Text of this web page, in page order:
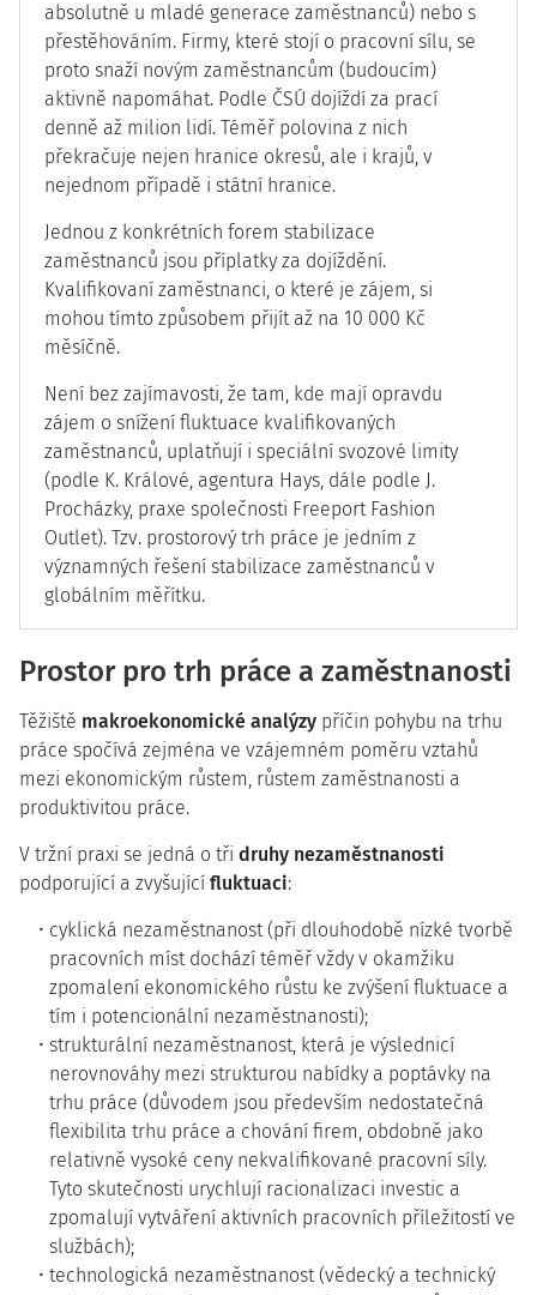
absolutně u mladé generace zaměstnanců) nebo s
přestěhováním. Firmy, které stojí o pracovní sílu, se
proto snaží novým zaměstnancům (budoucím)
aktivně napomáhat. Podle ČSÚ dojíždí za prací
denně až milion lidí. Téměř polovina z nich
překračuje nejen hranice okresů, ale i krajů, v
nejednom případě i státní hranice.
Jednou z konkrétních forem stabilizace
zaměstnanců jsou příplatky za dojíždění.
Kvalifikovaní zaměstnanci, o které je zájem, si
mohou tímto způsobem přijít až na 10 000 Kč
měsíčně.
Není bez zajímavosti, že tam, kde mají opravdu
zájem o snížení fluktuace kvalifikovaných
zaměstnanců, uplatňují i speciální svozové limity
(podle K. Králové, agentura Hays, dále podle J.
Procházky, praxe společnosti Freeport Fashion
Outlet). Tzv. prostorový trh práce je jedním z
významných řešení stabilizace zaměstnanců v
globálním měřítku.
Prostor pro trh práce a zaměstnanosti
Těžiště makroekonomické analýzy příčin pohybu na trhu
práce spočívá zejména ve vzájemném poměru vztahů
mezi ekonomickým růstem, růstem zaměstnanosti a
produktivitou práce.
V tržní praxi se jedná o tři druhy nezaměstnanosti
podporující a zvyšující fluktuaci:
cyklická nezaměstnanost (při dlouhodobě nízké tvorbě
pracovních míst dochází téměř vždy v okamžiku
zpomalení ekonomického růstu ke zvýšení fluktuace a
tím i potencionální nezaměstnanosti);
strukturální nezaměstnanost, která je výslednicí
nerovnováhy mezi strukturou nabídky a poptávky na
trhu práce (důvodem jsou především nedostatečná
flexibilita trhu práce a chování firem, obdobně jako
relativně vysoké ceny nekvalifikované pracovní síly.
Tyto skutečnosti urychlují racionalizaci investic a
zpomalují vytváření aktivních pracovních příležitostí ve
službách);
technologická nezaměstnanost (vědecký a technický